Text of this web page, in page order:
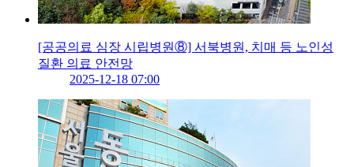
[공공의료 심장 시립병원⑧] 서북병원, 치매 등 노인성
질환 의료 안전망
2025-12-18 07:00